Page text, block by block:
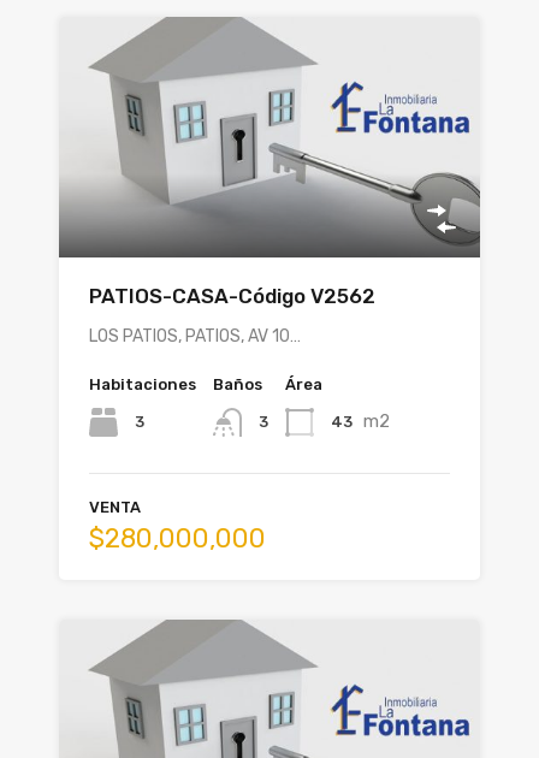
PATIOS-CASA-Código V2562
LOS PATIOS, PATIOS, AV 10…
Habitaciones
3
Baños
3
Área
43 m2
VENTA
$280,000,000